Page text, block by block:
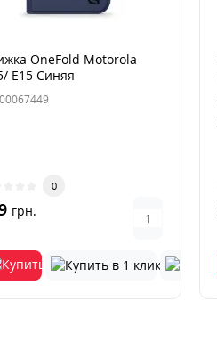
OneFold Motorola
E15 Синяя
0
грн.